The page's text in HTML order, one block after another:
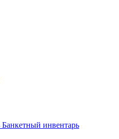
Банкетный инвентарь